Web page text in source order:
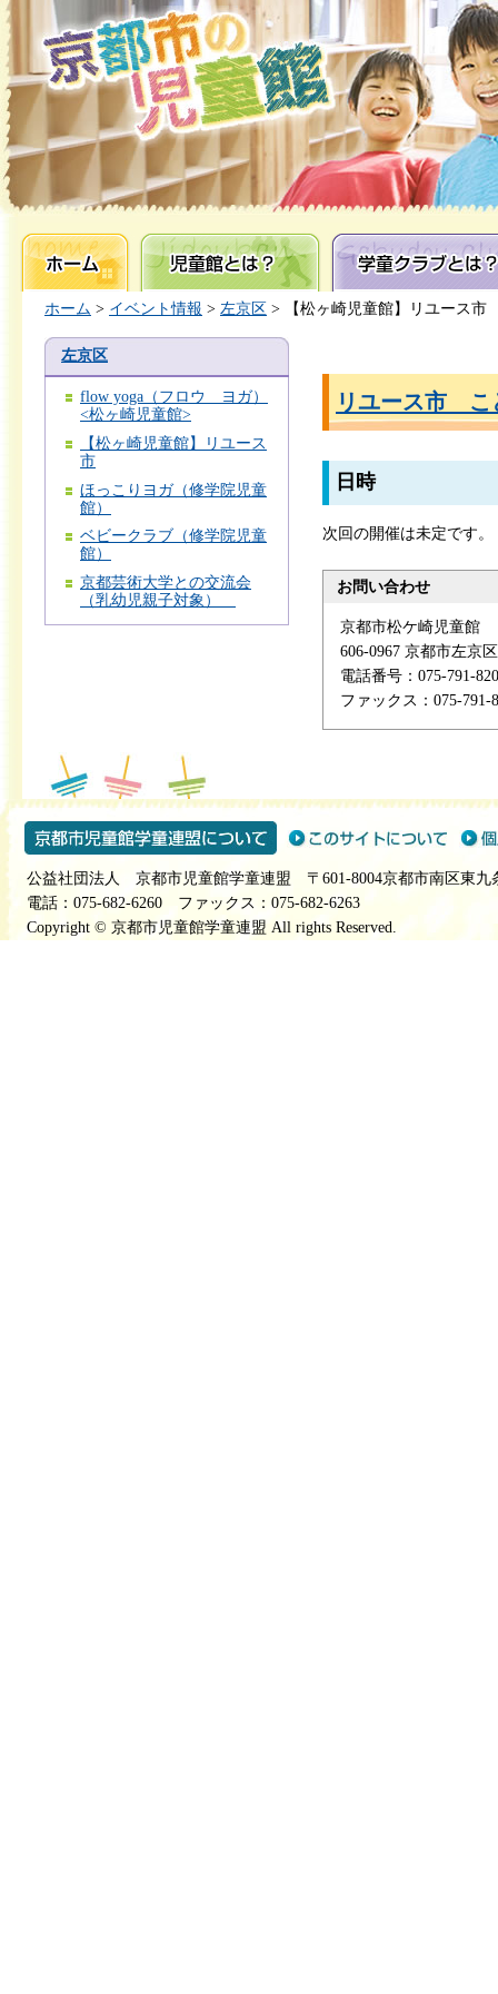
ホーム 児童館とは？ 学童クラブとは？
ホーム > イベント情報 > 左京区 > 【松ヶ崎児童館】リユース市
左京区
flow yoga（フロウ ヨガ）
<松ヶ崎児童館>
【松ヶ崎児童館】リユース
市
ほっこりヨガ（修学院児童
館）
ベビークラブ（修学院児童
館）
京都芸術大学との交流会
（乳幼児親子対象）
リユース市 こ
日時
次回の開催は未定です。
お問い合わせ
京都市松ケ崎児童館
606-0967 京都市左京
電話番号：075-791-
ファックス：075-791-
公益社団法人 京都市児童館学童連盟 〒601-8004京都市南区東九
電話：075-682-6260 ファックス：075-682-6263
Copyright © 京都市児童館学童連盟 All rights Reserved.